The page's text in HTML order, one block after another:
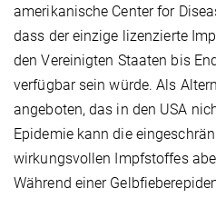
amerikanische Center for
dass der einzige lizenzierte
den Vereinigten Staaten bis
verfügbar sein würde. Als
angeboten, das in den USA
Epidemie kann die
wirkungsvollen Impfstoffes
Während einer